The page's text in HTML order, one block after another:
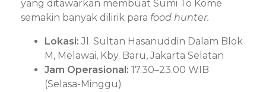
yang ditawarkan membuat Sumi To Kome
semakin banyak dilirik para food hunter.
Lokasi: Jl. Sultan Hasanuddin Dalam Blok
M, Melawai, Kby. Baru, Jakarta Selatan
Jam Operasional: 17.30–23.00 WIB
(Selasa-Minggu)